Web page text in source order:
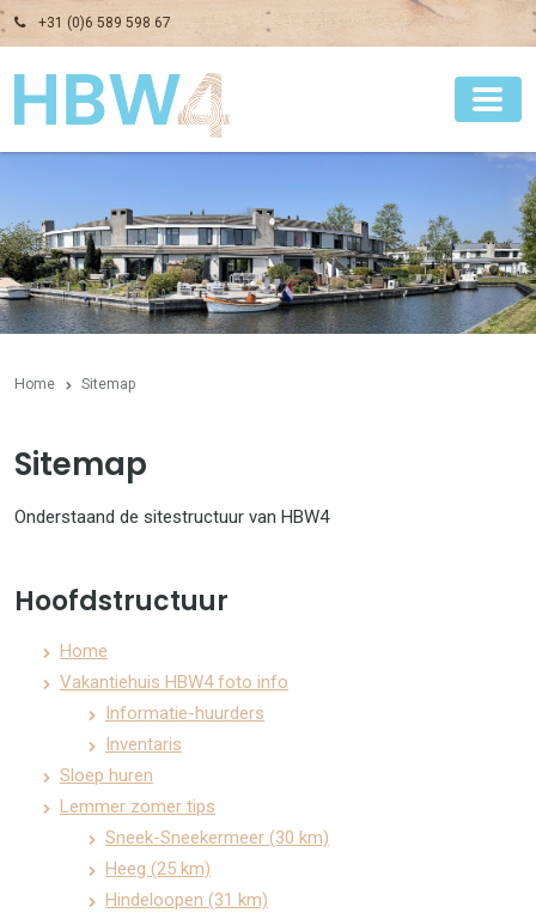
+31 (0)6 589 598 67
Home Sitemap
Sitemap
Onderstaand de sitestructuur van HBW4
Hoofdstructuur
Home
Vakantiehuis HBW4 foto info
Informatie-huurders
Inventaris
Sloep huren
Lemmer zomer tips
Sneek-Sneekermeer (30 km)
Heeg (25 km)
Hindeloopen (31 km)